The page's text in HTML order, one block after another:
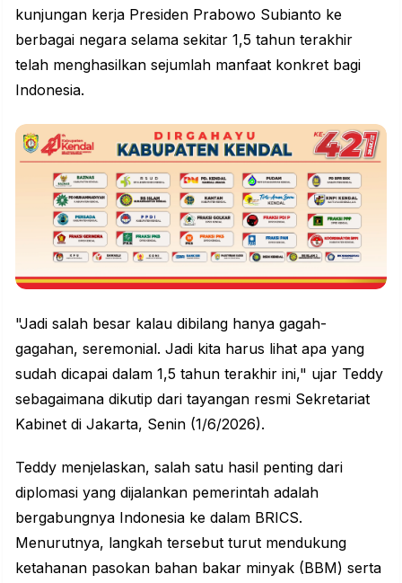
kunjungan kerja Presiden Prabowo Subianto ke
berbagai negara selama sekitar 1,5 tahun terakhir
telah menghasilkan sejumlah manfaat konkret bagi
Indonesia.
"Jadi salah besar kalau dibilang hanya gagah-
gagahan, seremonial. Jadi kita harus lihat apa yang
sudah dicapai dalam 1,5 tahun terakhir ini," ujar Teddy
sebagaimana dikutip dari tayangan resmi Sekretariat
Kabinet di Jakarta, Senin (1/6/2026).
Teddy menjelaskan, salah satu hasil penting dari
diplomasi yang dijalankan pemerintah adalah
bergabungnya Indonesia ke dalam BRICS.
Menurutnya, langkah tersebut turut mendukung
ketahanan pasokan bahan bakar minyak (BBM) serta